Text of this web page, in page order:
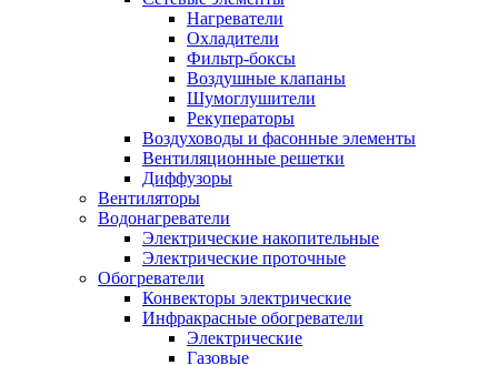
Нагреватели
Охладители
Фильтр-боксы
Воздушные клапаны
Шумоглушители
Рекуператоры
Воздуховоды и фасонные элементы
Вентиляционные решетки
Диффузоры
Вентиляторы
Водонагреватели
Электрические накопительные
Электрические проточные
Обогреватели
Конвекторы электрические
Инфракрасные обогреватели
Электрические
Газовые